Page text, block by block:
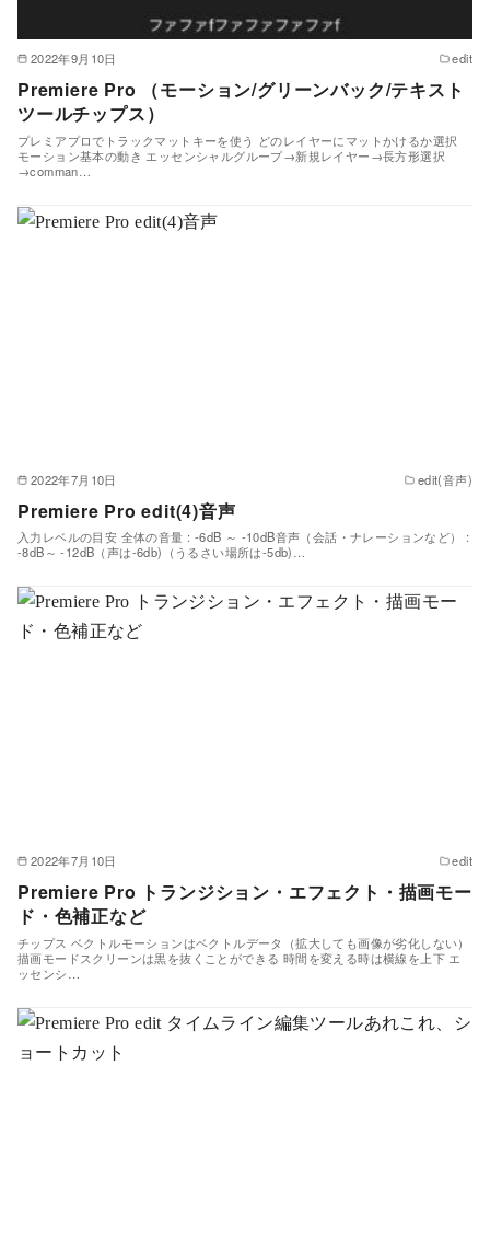
2022年9月10日 edit
Premiere Pro （モーション/グリーンバック/テキスト
ツールチップス）
プレミアプロでトラックマットキーを使う どのレイヤーにマットかけるか選択
モーション基本の動き エッセンシャルグループ→新規レイヤー→長方形選択
→comman…
2022年7月10日 edit(音声)
Premiere Pro edit(4)音声
入力レベルの目安 全体の音量 : -6dB ～ -10dB音声（会話・ナレーションなど） :
-8dB～ -12dB（声は-6db)（うるさい場所は-5db)…
2022年7月10日 edit
Premiere Pro トランジション・エフェクト・描画モー
ド・色補正など
チップス ベクトルモーションはベクトルデータ（拡大しても画像が劣化しない）
描画モードスクリーンは黒を抜くことができる 時間を変える時は横線を上下 エ
ッセンシ…